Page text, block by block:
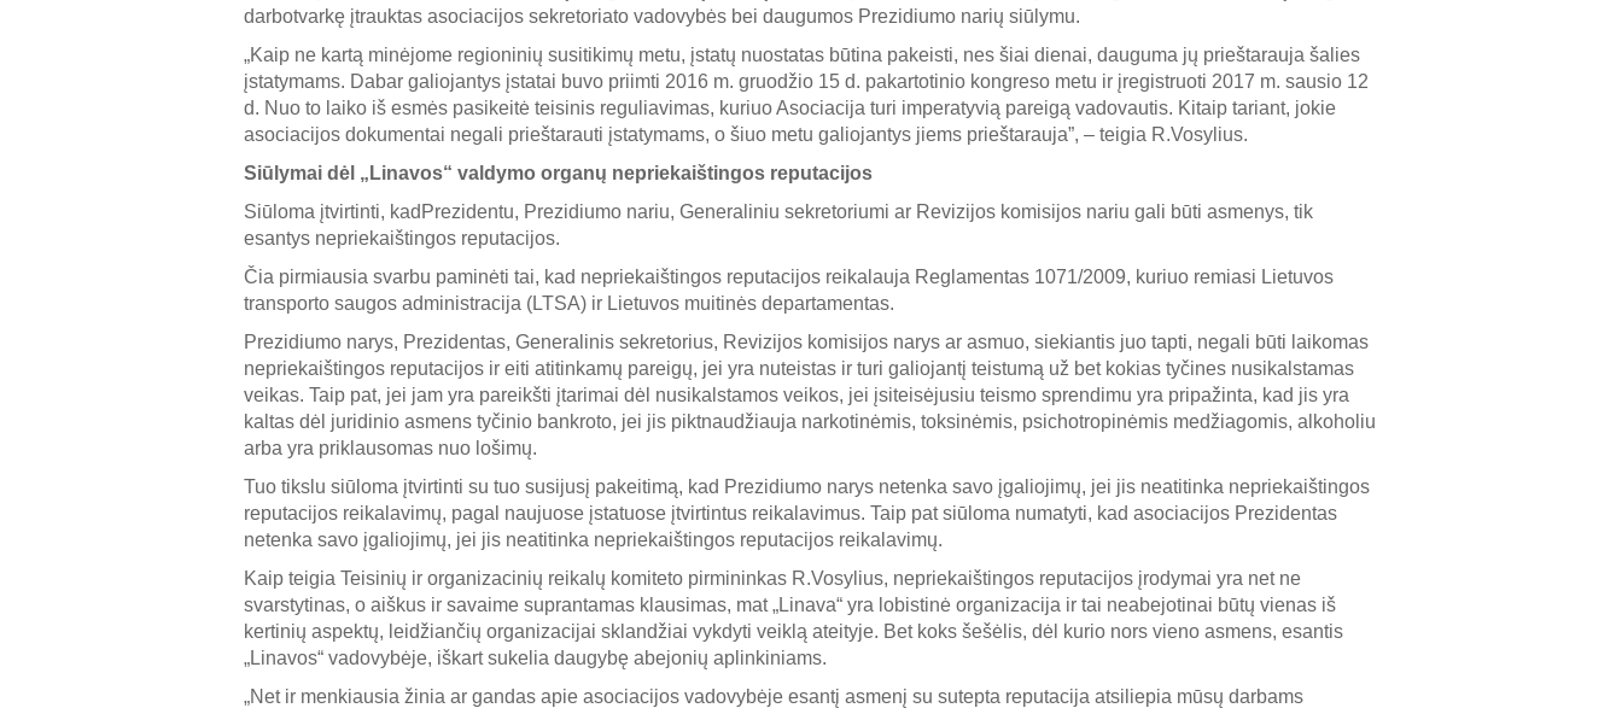
darbotvarkę įtrauktas asociacijos sekretoriato vadovybės bei daugumos Prezidiumo narių siūlymu.
„Kaip ne kartą minėjome regioninių susitikimų metu, įstatų nuostatas būtina pakeisti, nes šiai dienai, dauguma jų prieštarauja šalies
įstatymams. Dabar galiojantys įstatai buvo priimti 2016 m. gruodžio 15 d. pakartotinio kongreso metu ir įregistruoti 2017 m. sausio 12
d. Nuo to laiko iš esmės pasikeitė teisinis reguliavimas, kuriuo Asociacija turi imperatyvią pareigą vadovautis. Kitaip tariant, jokie
asociacijos dokumentai negali prieštarauti įstatymams, o šiuo metu galiojantys jiems prieštarauja”, – teigia R.Vosylius.
Siūlymai dėl „Linavos“ valdymo organų nepriekaištingos reputacijos
Siūloma įtvirtinti, kadPrezidentu, Prezidiumo nariu, Generaliniu sekretoriumi ar Revizijos komisijos nariu gali būti asmenys, tik
esantys nepriekaištingos reputacijos.
Čia pirmiausia svarbu paminėti tai, kad nepriekaištingos reputacijos reikalauja Reglamentas 1071/2009, kuriuo remiasi Lietuvos
transporto saugos administracija (LTSA) ir Lietuvos muitinės departamentas.
Prezidiumo narys, Prezidentas, Generalinis sekretorius, Revizijos komisijos narys ar asmuo, siekiantis juo tapti, negali būti laikomas
nepriekaištingos reputacijos ir eiti atitinkamų pareigų, jei yra nuteistas ir turi galiojantį teistumą už bet kokias tyčines nusikalstamas
veikas. Taip pat, jei jam yra pareikšti įtarimai dėl nusikalstamos veikos, jei įsiteisėjusiu teismo sprendimu yra pripažinta, kad jis yra
kaltas dėl juridinio asmens tyčinio bankroto, jei jis piktnaudžiauja narkotinėmis, toksinėmis, psichotropinėmis medžiagomis, alkoholiu
arba yra priklausomas nuo lošimų.
Tuo tikslu siūloma įtvirtinti su tuo susijusį pakeitimą, kad Prezidiumo narys netenka savo įgaliojimų, jei jis neatitinka nepriekaištingos
reputacijos reikalavimų, pagal naujuose įstatuose įtvirtintus reikalavimus. Taip pat siūloma numatyti, kad asociacijos Prezidentas
netenka savo įgaliojimų, jei jis neatitinka nepriekaištingos reputacijos reikalavimų.
Kaip teigia Teisinių ir organizacinių reikalų komiteto pirmininkas R.Vosylius, nepriekaištingos reputacijos įrodymai yra net ne
svarstytinas, o aiškus ir savaime suprantamas klausimas, mat „Linava“ yra lobistinė organizacija ir tai neabejotinai būtų vienas iš
kertinių aspektų, leidžiančių organizacijai sklandžiai vykdyti veiklą ateityje. Bet koks šešėlis, dėl kurio nors vieno asmens, esantis
„Linavos“ vadovybėje, iškart sukelia daugybę abejonių aplinkiniams.
„Net ir menkiausia žinia ar gandas apie asociacijos vadovybėje esantį asmenį su sutepta reputacija atsiliepia mūsų darbams